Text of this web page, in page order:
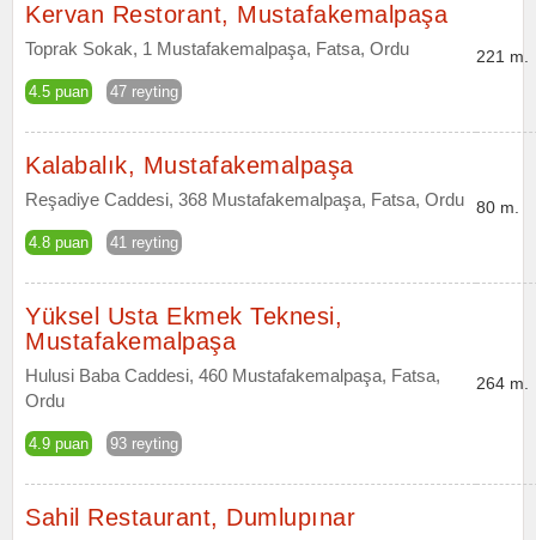
Kervan Restorant, Mustafakemalpaşa
Toprak Sokak, 1 Mustafakemalpaşa, Fatsa, Ordu
4.5 puan 47 reyting
221 m.
Kalabalık, Mustafakemalpaşa
Reşadiye Caddesi, 368 Mustafakemalpaşa, Fatsa, Ordu
4.8 puan 41 reyting
80 m.
Yüksel Usta Ekmek Teknesi,
Mustafakemalpaşa
Hulusi Baba Caddesi, 460 Mustafakemalpaşa, Fatsa,
Ordu
4.9 puan 93 reyting
264 m.
Sahil Restaurant, Dumlupınar